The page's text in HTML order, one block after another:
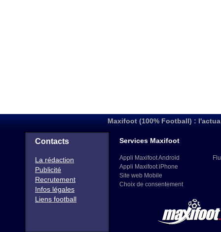
Maxifoot (100% Football) :
Contacts
La rédaction
Publicité
Recrutement
Infos légales
Liens football
Services Maxifoot
Appli Maxifoot Android
Appli Maxifoot iPhone
Site web Mobile
Choix de consentement